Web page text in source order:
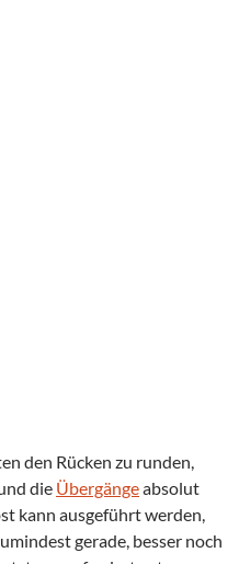
den Rücken zu runden,
die Übergängeabsolut
kann ausgeführt werden,
gerade, besser noch